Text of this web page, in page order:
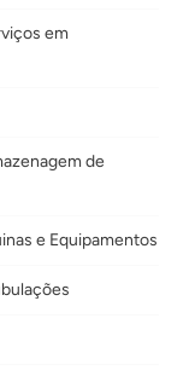
em
de
e Equipamentos